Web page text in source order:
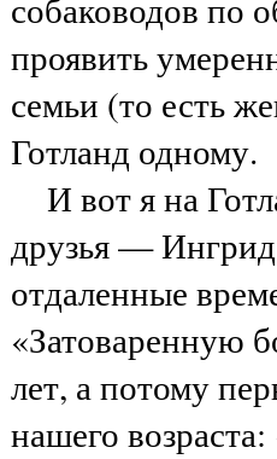
собаководов по
проявить
семьи (то есть
Готланд одному.
И вот я на
друзья —
отдаленные
«Затоваренную
лет, а потому
нашего